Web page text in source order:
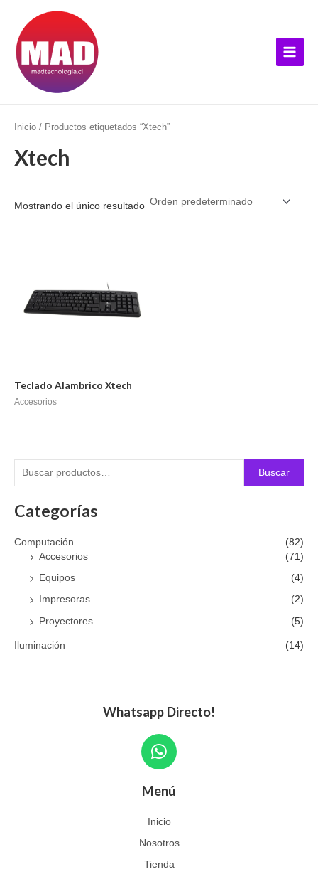
contenido
Menu
s
c
p
r
Buscar
Categorías
Computación
(82)
Accesorios
(71)
Equipos (4)
Impresoras (2)
Proyectores (5)
Iluminación (14)
Inicio / Productos etiquetados “Xtech”
Xtech
Mostrando el único resultado
Teclado Alambrico Xtech
Accesorios
Whatsapp Directo!
W
h
t
s
a
p
p
Menú
Inicio
Nosotros
Tienda